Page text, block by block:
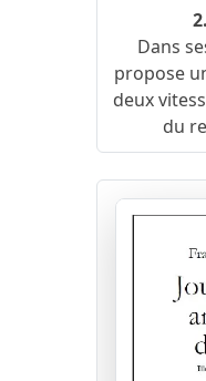
Dans
propose
deux
du